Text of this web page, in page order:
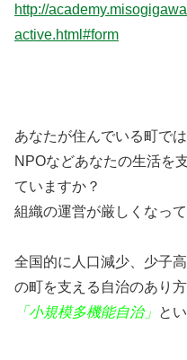
http://
active.html#form
あなたが住んでいる町で
NPOなどあなたの生活を
ていますか？
組織の運営が厳しくなっ
全国的に人口減少、少子
の町を支える自治のあり方
「小規模多機能自治」 と